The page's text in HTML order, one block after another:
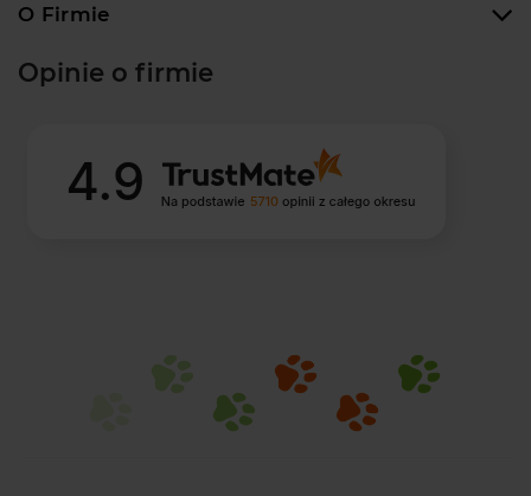
O Firmie
Opinie o firmie